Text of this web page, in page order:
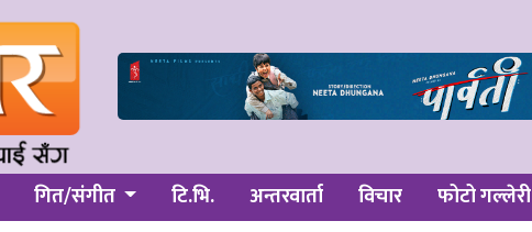
गित/संगीत टि.भि. अन्तरवार्ता विचार फोटो गल्लेरी